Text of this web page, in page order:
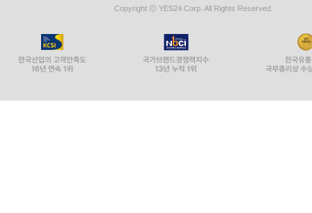
Copyright ⓒ YES24 Corp. All Rights Reserved.